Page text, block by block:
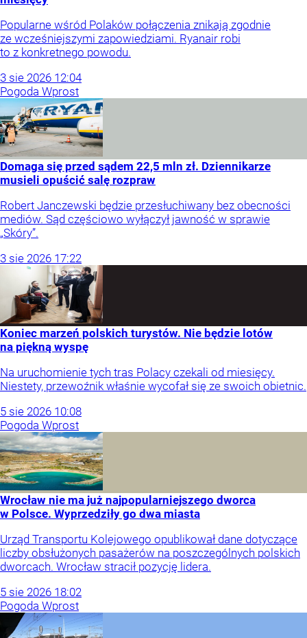
Popularne wśród Polaków połączenia znikają zgodnie
ze wcześniejszymi zapowiedziami. Ryanair robi
to z konkretnego powodu.
3 sie 2026 12:04
Pogoda Wprost
Domaga się przed sądem 22,5 mln zł. Dziennikarze
musieli opuścić salę rozpraw
Robert Janczewski będzie przesłuchiwany bez obecności
mediów. Sąd częściowo wyłączył jawność w sprawie
„Skóry”.
3 sie 2026 17:22
Koniec marzeń polskich turystów. Nie będzie lotów
na piękną wyspę
Na uruchomienie tych tras Polacy czekali od miesięcy.
Niestety, przewoźnik właśnie wycofał się ze swoich obietnic.
5 sie 2026 10:08
Pogoda Wprost
Wrocław nie ma już najpopularniejszego dworca
w Polsce. Wyprzedziły go dwa miasta
Urząd Transportu Kolejowego opublikował dane dotyczące
liczby obsłużonych pasażerów na poszczególnych polskich
dworcach. Wrocław stracił pozycję lidera.
5 sie 2026 18:02
Pogoda Wprost